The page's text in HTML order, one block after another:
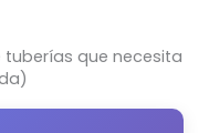
tuberías que necesita